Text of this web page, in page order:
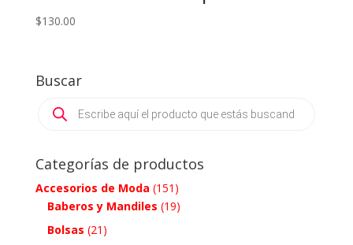
$130.00
Buscar
search
Categorías de productos
Accesorios de Moda (151)
Baberos y Mandiles (19)
Bolsas (21)